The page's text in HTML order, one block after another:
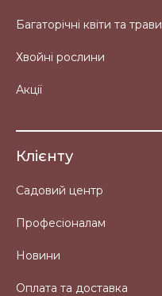
Багаторічні квіти та трави
Хвойні рослини
Акції
Клієнту
Садовий центр
Професіоналам
Новини
Оплата та доставка